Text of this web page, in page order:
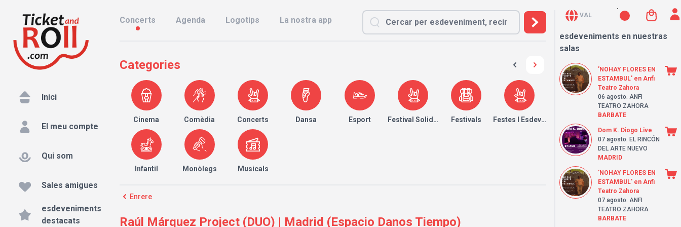
Inici
El meu compte
Qui som
Sales amigues
esdeveniments
destacats
Concerts Agenda Logotips La nostra app
Categories
Cinema Comèdia Concerts Dansa Esport Festival Solidari Festivals Festes I Esdeveniments
Infantil Monòlegs Musicals
Enrere
Raúl Márquez Project (DUO) | Madrid (Espacio Danos Tiempo)
VAL
esdeveniments en nuestras
salas
'NOHAY FLORES EN
ESTAMBUL' en Anfi
Teatro Zahora
06 agosto. ANFI
TEATRO ZAHORA
BARBATE
Dom K. Diogo Live
07 agosto. EL RINCÓN
DEL ARTE NUEVO
MADRID
'NOHAY FLORES EN
ESTAMBUL' en Anfi
Teatro Zahora
07 agosto. ANFI
TEATRO ZAHORA
BARBATE